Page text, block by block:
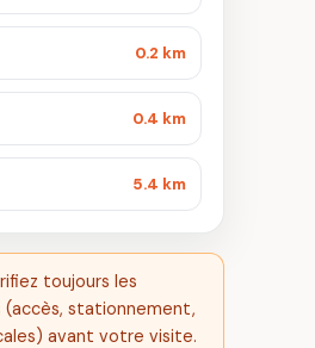
0.2 km
0.4 km
5.4 km
toujours les
stationnement,
avant votre visite.